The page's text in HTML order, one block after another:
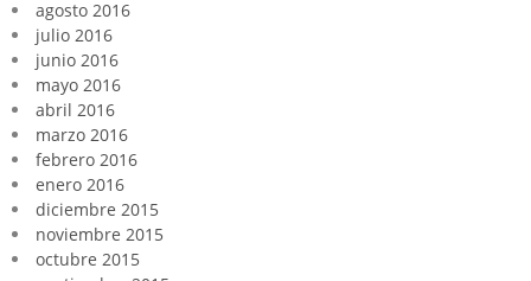
agosto 2016
julio 2016
junio 2016
mayo 2016
abril 2016
marzo 2016
febrero 2016
enero 2016
diciembre 2015
noviembre 2015
octubre 2015